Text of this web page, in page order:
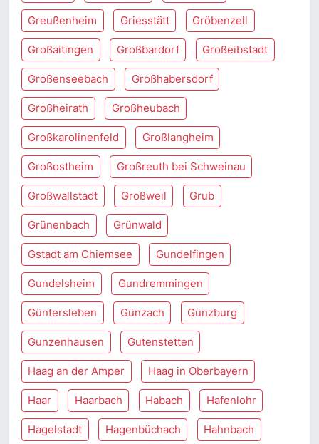
Greußenheim Griesstätt Gröbenzell
Großaitingen Großbardorf Großeibstadt
Großenseebach Großhabersdorf
Großheirath Großheubach
Großkarolinenfeld Großlangheim
Großostheim Großreuth bei Schweinau
Großwallstadt Großweil Grub
Grünenbach Grünwald
Gstadt am Chiemsee Gundelfingen
Gundelsheim Gundremmingen
Güntersleben Günzach Günzburg
Gunzenhausen Gutenstetten
Haag an der Amper Haag in Oberbayern
Haar Haarbach Habach Hafenlohr
Hagelstadt Hagenbüchach Hahnbach